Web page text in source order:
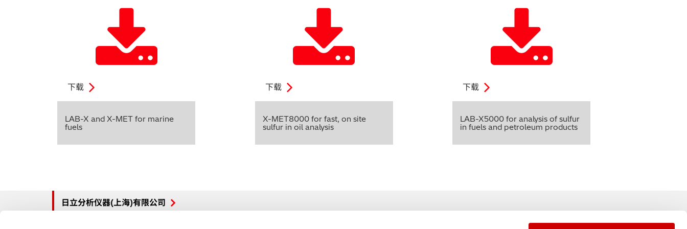
下载
LAB-X and X-MET for marine
fuels
下载
X-MET8000 for fast, on site
sulfur in oil analysis
下载
LAB-X5000 for analysis of sulfur
in fuels and petroleum products
日立分析仪器(上海)有限公司